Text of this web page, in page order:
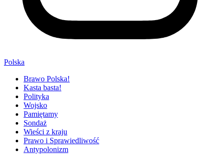
Polska
Brawo Polska!
Kasta basta!
Polityka
Wojsko
Pamiętamy
Sondaż
Wieści z kraju
Prawo i Sprawiedliwość
Antypolonizm